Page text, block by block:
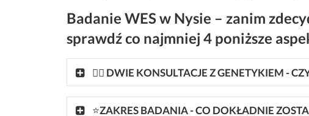
Badanie WES w Nysie – zanim
sprawdź co najmniej 4 poniższe
👩‍⚕ DWIE KONSULTACJE Z GENETYKIEM -
⭐ZAKRES BADANIA - CO DOKŁADNIE